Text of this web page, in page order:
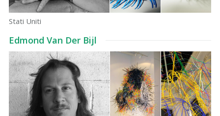
Stati Uniti
Edmond Van Der Bijl